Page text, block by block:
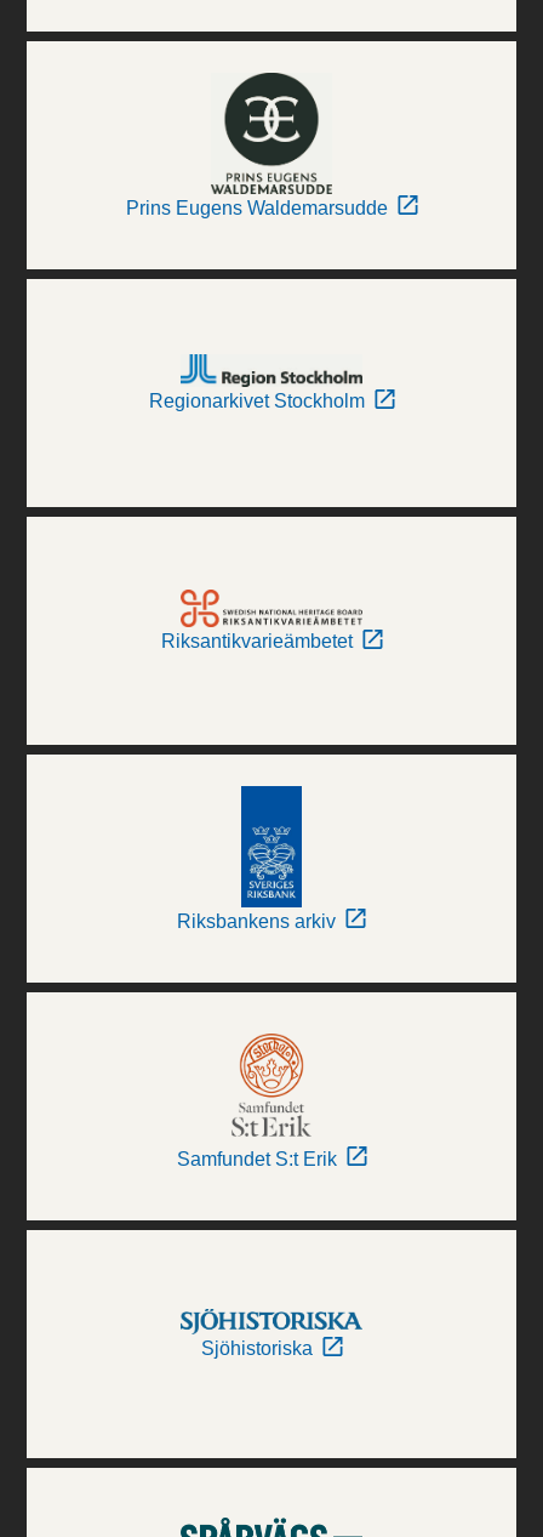
Prins Eugens Waldemarsudde
Regionarkivet Stockholm
Riksantikvarieämbetet
Riksbankens arkiv
Samfundet S:t Erik
Sjöhistoriska